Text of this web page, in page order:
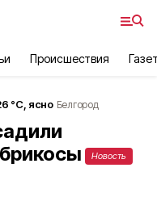
Происшествия
°С, ясно Белгород
Новость